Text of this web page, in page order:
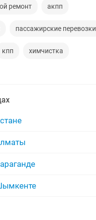
ремонт акпп
пассажирские перевозки
кпп химчистка
автострахование
ремонт кпп
обой цен
Каменогорске